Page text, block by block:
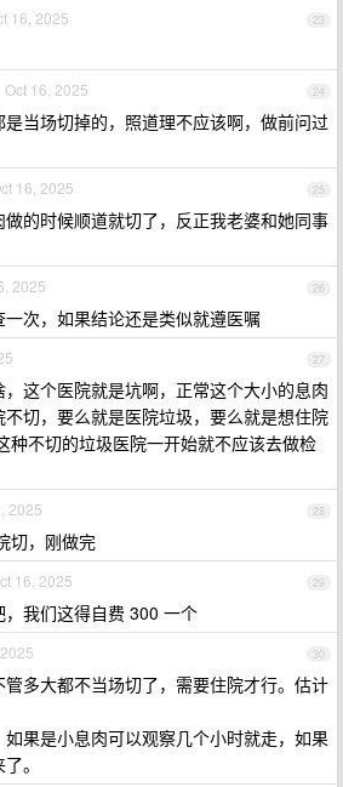
23
16, 2025
24
Oct 16, 2025
当场切掉的，照道理不应该啊，做前问过
25
16, 2025
的时候顺道就切了，反正我老婆和她同事
26
2025
次，如果结论还是类似就遵医嘱
27
这个医院就是坑啊，正常这个大小的息肉
切，要么就是医院垃圾，要么就是想住院
种不切的垃圾医院一开始就不应该去做检
28
2025
切，刚做完
29
16, 2025
我们这得自费 300 一个
30
多大都不当场切了，需要住院才行。估计
果是小息肉可以观察几个小时就走，如果
。